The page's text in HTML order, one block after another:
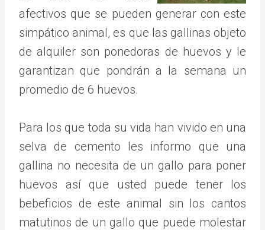
afectivos que se pueden generar con este
simpático animal, es que las gallinas objeto
de alquiler son ponedoras de huevos y le
garantizan que pondrán a la semana un
promedio de 6 huevos.
Para los que toda su vida han vivido en una
selva de cemento les informo que una
gallina no necesita de un gallo para poner
huevos así que usted puede tener los
bebeficios de este animal sin los cantos
matutinos de un gallo que puede molestar